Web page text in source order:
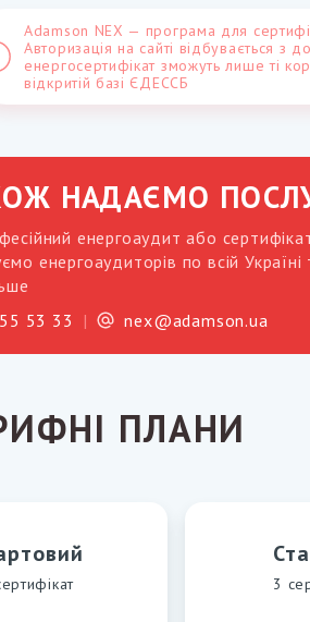
Adamson NEX — програма для
Авторизація на сайті відбувається з
енергосертифікат зможуть лише ті
відкритій базі ЄДЕССБ
НАДАЄМО
енергоаудит або
енергоаудиторів по всій Україні
53 33
| nex@adamson.ua
ПЛАНИ
3